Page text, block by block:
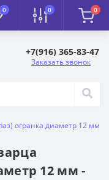
0 0 0
+7(916) 365-83-47
Заказать звонок
огранка диаметр 12 мм -
12 мм -